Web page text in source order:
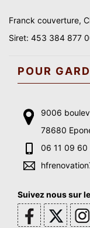
Franck couverture,
Siret: 453 384 877
POUR
9006
78680
06 11 09 60
Suivez nous sur